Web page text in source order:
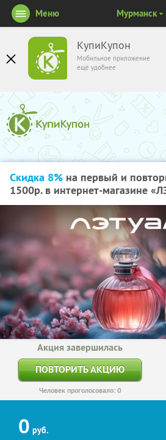
КупиКупон
Мобильное приложение
ещё удобнее
Меню Мурманск
Скидка 8% на первый и
1500р. в интернет-магазине
Акция завершилась
ПОВТОРИТЬ АКЦИЮ
Человек проголосовало: 0
0 руб.